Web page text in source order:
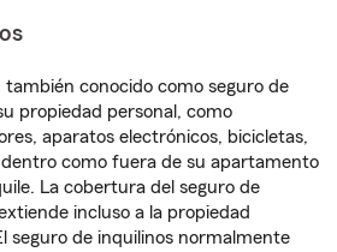
también conocido como seguro de
propiedad personal, como
aparatos electrónicos, bicicletas,
como fuera de su apartamento
La cobertura del seguro de
incluso a la propiedad
seguro de inquilinos normalmente